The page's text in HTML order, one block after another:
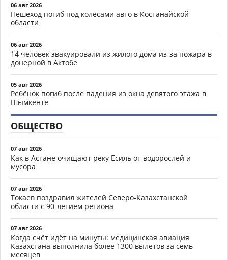
06 авг 2026
Пешеход погиб под колёсами авто в Костанайской
области
06 авг 2026
14 человек эвакуировали из жилого дома из-за пожара в
донерной в Актобе
05 авг 2026
Ребёнок погиб после падения из окна девятого этажа в
Шымкенте
ОБЩЕСТВО
07 авг 2026
Как в Астане очищают реку Есиль от водорослей и
мусора
07 авг 2026
Токаев поздравил жителей Северо-Казахстанской
области с 90-летием региона
07 авг 2026
Когда счёт идёт на минуты: медицинская авиация
Казахстана выполнила более 1300 вылетов за семь
месяцев